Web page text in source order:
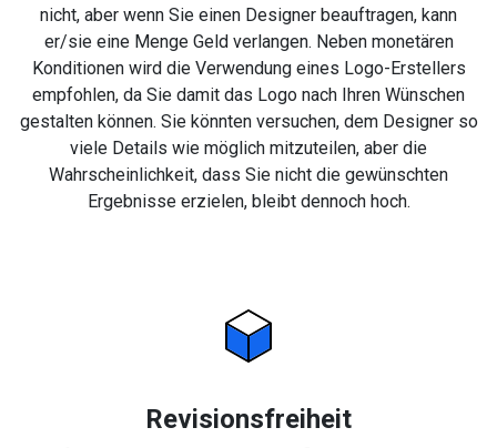
nicht, aber wenn Sie einen Designer beauftragen, kann
er/sie eine Menge Geld verlangen. Neben monetären
Konditionen wird die Verwendung eines Logo-Erstellers
empfohlen, da Sie damit das Logo nach Ihren Wünschen
gestalten können. Sie könnten versuchen, dem Designer so
viele Details wie möglich mitzuteilen, aber die
Wahrscheinlichkeit, dass Sie nicht die gewünschten
Ergebnisse erzielen, bleibt dennoch hoch.
Revisionsfreiheit